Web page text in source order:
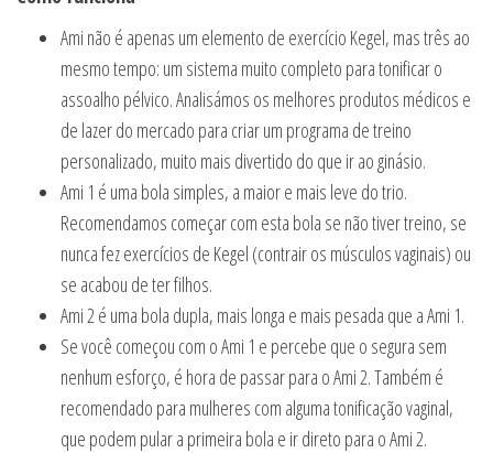
Ami não é apenas um elemento de exercício Kegel, mas três ao
mesmo tempo: um sistema muito completo para tonificar o
assoalho pélvico. Analisámos os melhores produtos médicos e
de lazer do mercado para criar um programa de treino
personalizado, muito mais divertido do que ir ao ginásio.
Ami 1 é uma bola simples, a maior e mais leve do trio.
Recomendamos começar com esta bola se não tiver treino, se
nunca fez exercícios de Kegel (contrair os músculos vaginais) ou
se acabou de ter filhos.
Ami 2 é uma bola dupla, mais longa e mais pesada que a Ami 1.
Se você começou com o Ami 1 e percebe que o segura sem
nenhum esforço, é hora de passar para o Ami 2. Também é
recomendado para mulheres com alguma tonificação vaginal,
que podem pular a primeira bola e ir direto para o Ami 2.